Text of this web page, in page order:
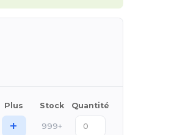
Plus Stock Quantité
+ 999+